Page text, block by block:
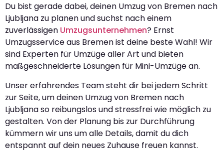
Du bist gerade dabei, deinen Umzug von Bremen nach
Ljubljana zu planen und suchst nach einem
zuverlässigen Umzugsunternehmen? Ernst
Umzugsservice aus Bremen ist deine beste Wahl! Wir
sind Experten für Umzüge aller Art und bieten
maßgeschneiderte Lösungen für Mini-Umzüge an.
Unser erfahrendes Team steht dir bei jedem Schritt
zur Seite, um deinen Umzug von Bremen nach
Ljubljana so reibungslos und stressfrei wie möglich zu
gestalten. Von der Planung bis zur Durchführung
kümmern wir uns um alle Details, damit du dich
entspannt auf dein neues Zuhause freuen kannst.